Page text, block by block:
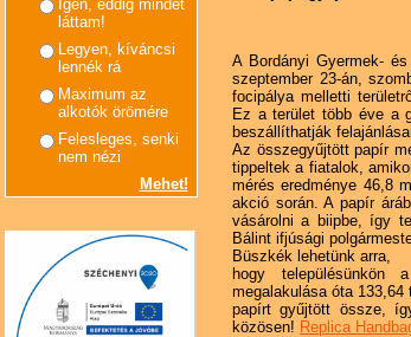
Igen, eddig mindet
láttam!
Legyen, kíváncsi
lennék rá
Maximum az
alkotók örömére
Felesleges, senki
nem nézi
Mehet!
A Bordányi Gyermek-
szeptember 23-án,
focipálya melletti
Ez a terület több éve a
beszállíthatják
Az összegyűjtött papír
tippeltek a fiatalok,
mérés eredménye 46,8
akció során. A papír
vásárolni a biipbe, így
Bálint ifjúsági
Büszkék lehetünk arra,
hogy településünkön
megalakulása óta 133,64
papírt gyűjtött össze,
közösen! Replica